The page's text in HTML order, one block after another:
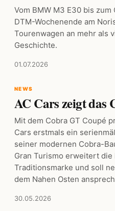
Vom BMW M3 E30 bis
DTM-Wochenende am
Tourenwagen an mehr als
Geschichte.
01.07.2026
NEWS
AC Cars zeigt das
Mit dem Cobra GT Coupé
Cars erstmals ein
seiner modernen Cobra-
Gran Turismo erweitert
Traditionsmarke und soll
dem Nahen Osten
30.05.2026